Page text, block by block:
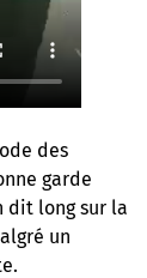
des
garde
dit long sur la
un